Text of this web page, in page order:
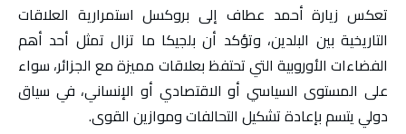
تعكس زيارة أحمد عطاف إلى بروكسل استمرارية العلاقات
التاريخية بين البلدين، وتؤكد أن بلجيكا ما تزال تمثل أحد أهم
الفضاءات الأوروبية التي تحتفظ بعلاقات مميزة مع الجزائر، سواء
على المستوى السياسي أو الاقتصادي أو الإنساني، في سياق
دولي يتسم بإعادة تشكيل التحالفات وموازين القوى.